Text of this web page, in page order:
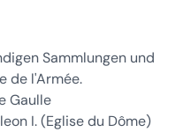
Sammlungen und
de l'Armée.
Gaulle
I. (Eglise du Dôme)